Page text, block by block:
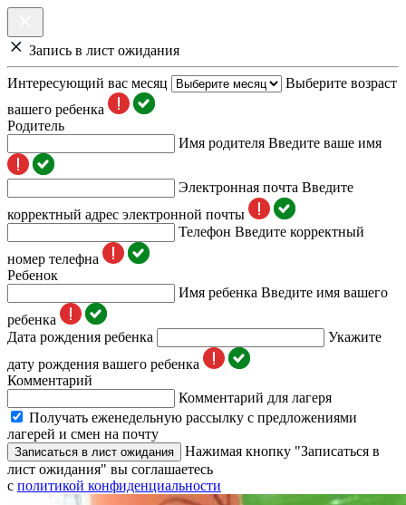
Запись в лист ожидания
Интересующий вас месяц
Выберите возраст
вашего ребенка
Родитель
Имя родителя Введите ваше имя
Электронная почта Введите
корректный адрес электронной почты
Телефон Введите корректный
номер телефна
Ребенок
Имя ребенка Введите имя вашего
ребенка
Дата рождения ребенка
Укажите
дату рождения вашего ребенка
Комментарий
Комментарий для лагеря
Получать еженедельную рассылку с предложениями
лагерей и смен на почту
Записаться в лист ожидания
Нажимая кнопку "Записаться в
лист ожидания" вы соглашаетесь
с политикой конфиденциальности